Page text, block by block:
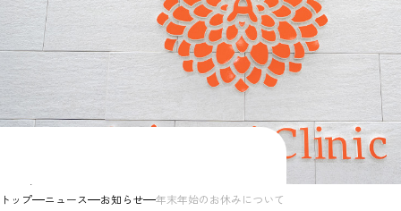
トップ ニュース お知らせ 年末年始のお休みについて